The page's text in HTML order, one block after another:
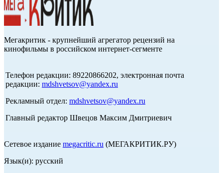
Мегакритик - крупнейший агрегатор рецензий на
кинофильмы в российском интернет-сегменте
Телефон редакции: 89220866202, электронная почта
редакции: mdshvetsov@yandex.ru
Рекламный отдел: mdshvetsov@yandex.ru
Главный редактор Швецов Максим Дмитриевич
Сетевое издание megacritic.ru (МЕГАКРИТИК.РУ)
Язык(и): русский